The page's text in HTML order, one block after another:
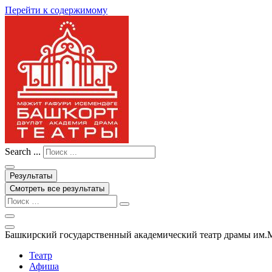
Перейти к содержимому
Search ...
Результаты
Смотреть все результаты
Башкирский государственный академический театр драмы
Театр
Афиша